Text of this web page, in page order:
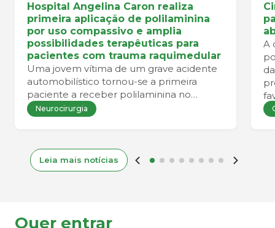
Hospital Angelina Caron realiza
primeira aplicação de polilaminina
por uso compassivo e amplia
possibilidades terapêuticas para
pacientes com trauma raquimedular
Uma jovem vítima de um grave acidente
automobilístico tornou-se a primeira
paciente a receber polilaminina no
Hospital Angelina Caron por meio de um
programa de uso compassivo. A
multidisciplinar permitiu que todas as
etapas clínicas, científicas e regulatórias
fossem concluídas dentro da janela
Neurocirurgia
A
Leia mais notícias
Quer entrar